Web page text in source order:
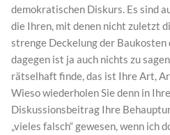
demokratischen Diskurs. Es sind
die Ihren, mit denen nicht zuletzt
strenge Deckelung der Baukosten
dagegen ist ja auch nichts zu
rätselhaft finde, das ist Ihre Art,
Wieso wiederholen Sie denn in
Diskussionsbeitrag Ihre
„vieles falsch“ gewesen, wenn ich